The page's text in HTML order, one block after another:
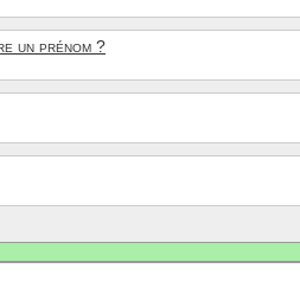
un prénom ?